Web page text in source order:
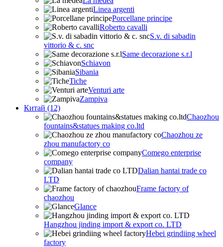
Linea argenti
Porcellane principe
Roberto cavalli
S.v. di sabadin
vittorio & c. snc
Same decorazione s.r.l
Schiavon
Sibania
Tiche
Venturi arte
Zampiva
Китай (12)
Chaozhou
fountains&statues making co.ltd
Chaozhou ze
zhou manufactory co
Comego enterprise
company
Dalian hantai trade co
LTD
Frame factory of
chaozhou
Glance
Hangzhou jinding import & export co. LTD
Hebei grindiing wheel
factory